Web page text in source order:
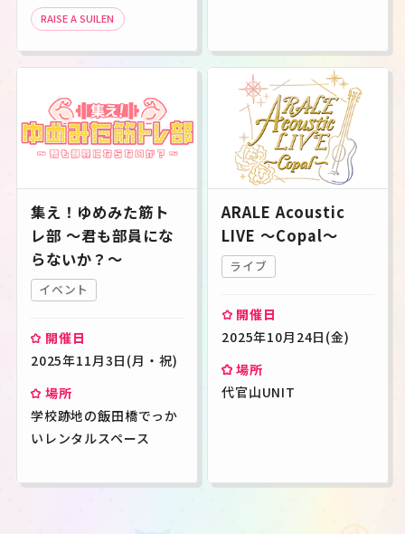
RAISE A SUILEN
集え！ゆめみた筋ト
レ部 ～君も部員にな
らないか？～
イベント
開催日
2025年11月3日(月・祝)
場所
学校跡地の飯田橋でっか
いレンタルスペース
ARALE Acoustic
LIVE ～Copal～
ライブ
開催日
2025年10月24日(金)
場所
代官山UNIT